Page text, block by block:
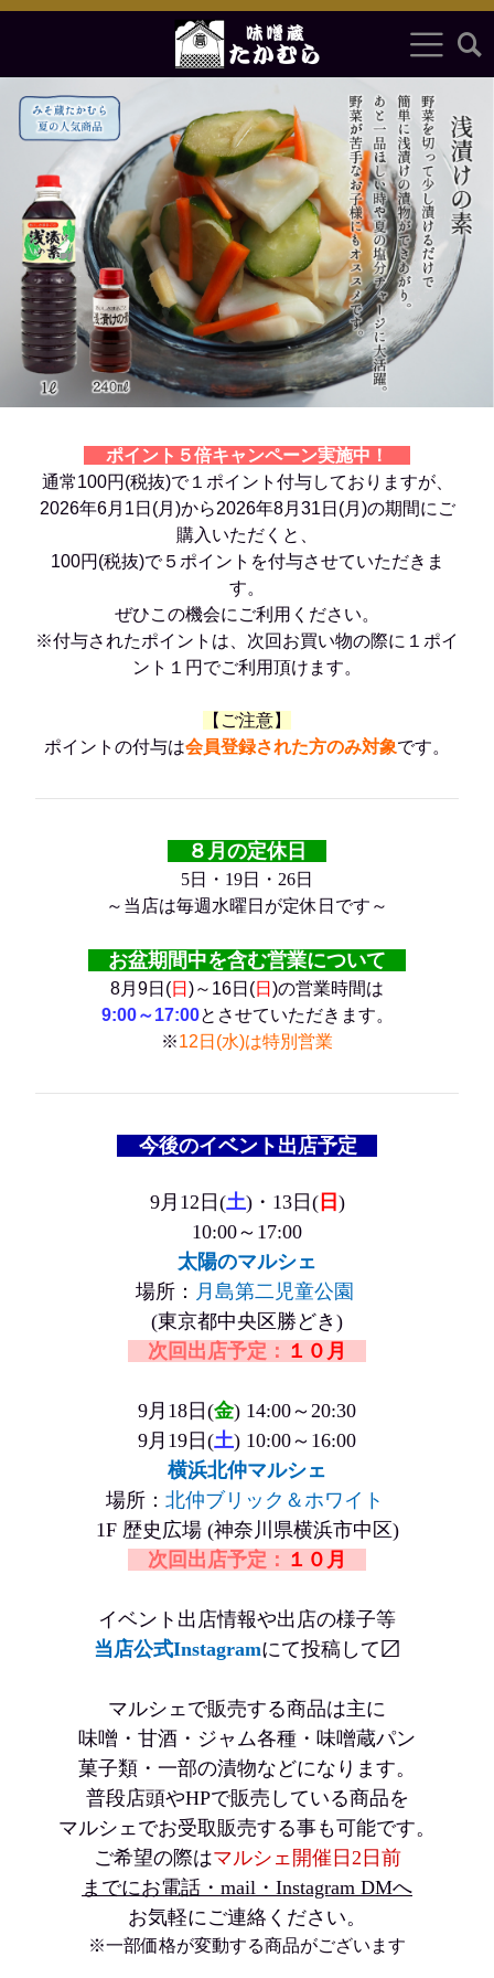
>
<
ポイント５倍キャンペーン実施中！
通常100円(税抜)で１ポイント付与しておりますが、
2026年6月1日(月)から2026年8月31日(月)の期間にご
購入いただくと、
100円(税抜)で５ポイントを付与させていただきま
す。
ぜひこの機会にご利用ください。
※付与されたポイントは、次回お買い物の際に１ポイ
ント１円でご利用頂けます。
【ご注意】
ポイントの付与は会員登録された方のみ対象です。
８月の定休日
5日・19日
・26日
～当店は毎週水曜日が定休日です～
お盆期間中を含む営業について
8月9日(日 )～16日(日 )の営業時間は
9:00～17:00とさせていただきます。
※12日(水)は特別営業
今後のイベント出店予定
9月12 日(土)・13日(日 )
10:00～17:00
太陽のマルシェ
場所： 月島第二児童公園
(東京都中央区勝どき)
次回出店予定： １０月
9月18日(金) 14:00～20:30
9月19日(土) 10:00～16:00
横浜北仲マルシェ
場所： 北仲ブリック＆ホワイト
1F 歴史広場 (神奈川県横浜市中区)
次回出店予定： １０月
イベント出店情報や出店の様子等
当店公式Instagramにて投稿して〼
マルシェで販売する商品は主に
味噌・甘酒・ジャム各種・味噌蔵パン
菓子類・一部の漬物などになります。
普段店頭やHPで販売している商品を
マルシェでお受取販売する事も可能です。
ご希望の際はマルシェ開催日2日前
までにお電話・mail・Instagram DMへ
お気軽にご連絡ください。
※一部価格が変動する商品がございます